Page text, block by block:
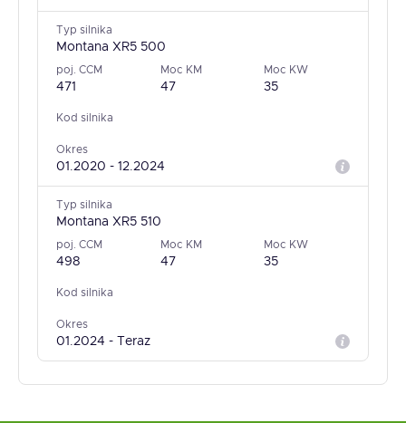
Typ silnika
Montana XR5 500
poj. CCM
471
Moc KM
47
Moc KW
35
Kod silnika
Okres
01.2020 - 12.2024
Typ silnika
Montana XR5 510
poj. CCM
498
Moc KM
47
Moc KW
35
Kod silnika
Okres
01.2024 - Teraz